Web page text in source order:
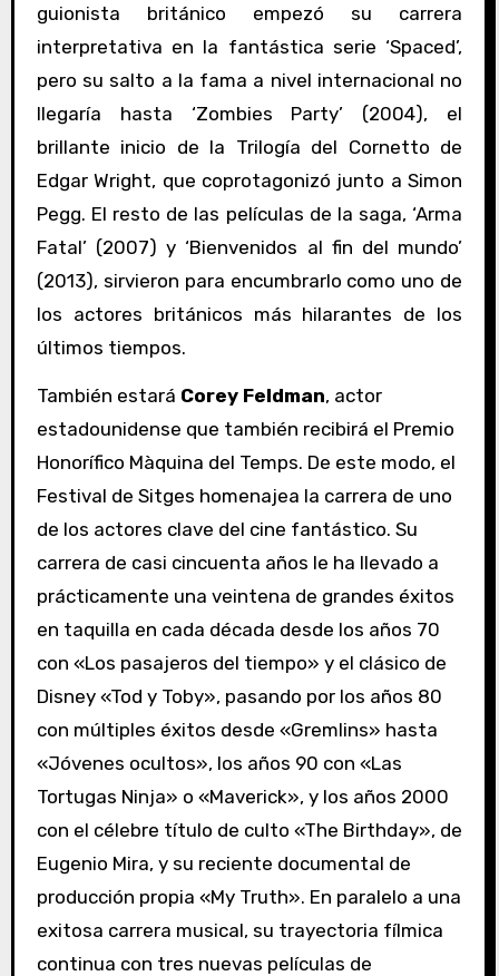
guionista británico empezó su carrera
interpretativa en la fantástica serie ‘Spaced’,
pero su salto a la fama a nivel internacional no
llegaría hasta ‘Zombies Party’ (2004), el
brillante inicio de la Trilogía del Cornetto de
Edgar Wright, que coprotagonizó junto a Simon
Pegg. El resto de las películas de la saga, ‘Arma
Fatal’ (2007) y ‘Bienvenidos al fin del mundo’
(2013), sirvieron para encumbrarlo como uno de
los actores británicos más hilarantes de los
últimos tiempos.
También estará Corey Feldman, actor
estadounidense que también recibirá el Premio
Honorífico Màquina del Temps. De este modo, el
Festival de Sitges homenajea la carrera de uno
de los actores clave del cine fantástico. Su
carrera de casi cincuenta años le ha llevado a
prácticamente una veintena de grandes éxitos
en taquilla en cada década desde los años 70
con «Los pasajeros del tiempo» y el clásico de
Disney «Tod y Toby», pasando por los años 80
con múltiples éxitos desde «Gremlins» hasta
«Jóvenes ocultos», los años 90 con «Las
Tortugas Ninja» o «Maverick», y los años 2000
con el célebre título de culto «The Birthday», de
Eugenio Mira, y su reciente documental de
producción propia «My Truth». En paralelo a una
exitosa carrera musical, su trayectoria fílmica
continua con tres nuevas películas de